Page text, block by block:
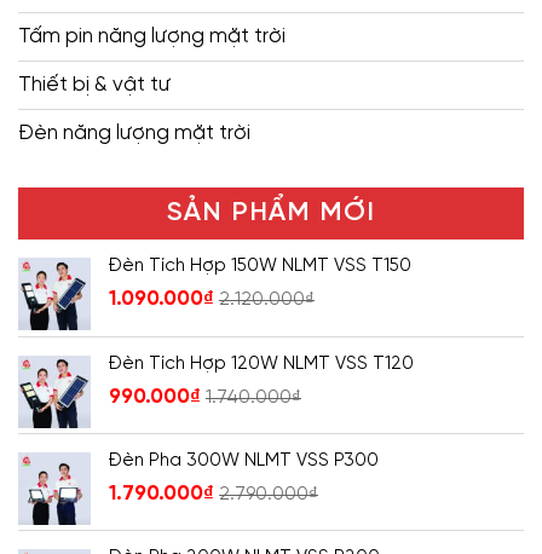
Tấm pin năng lượng mặt trời
Thiết bị & vật tư
Đèn năng lượng mặt trời
SẢN PHẨM MỚI
Đèn Tích Hợp 150W NLMT VSS T150
1.090.000₫ 2.120.000₫
Đèn Tích Hợp 120W NLMT VSS T120
990.000₫ 1.740.000₫
Đèn Pha 300W NLMT VSS P300
1.790.000₫ 2.790.000₫